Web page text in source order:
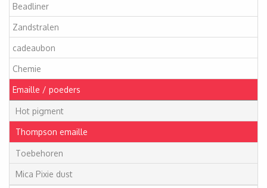
Beadliner
Zandstralen
cadeaubon
Chemie
Emaille / poeders
Hot pigment
Thompson emaille
Toebehoren
Mica Pixie dust